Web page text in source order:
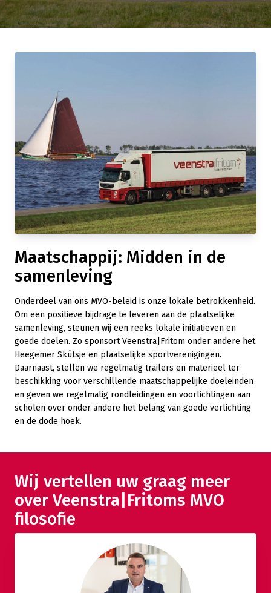
Maatschappij: Midden in de
samenleving
Onderdeel van ons MVO-beleid is onze lokale betrokkenheid.
Om een positieve bijdrage te leveren aan de plaatselijke
samenleving, steunen wij een reeks lokale initiatieven en
goede doelen. Zo sponsort Veenstra|Fritom onder andere het
Heegemer Skûtsje en plaatselijke sportverenigingen.
Daarnaast, stellen we regelmatig trailers en materieel ter
beschikking voor verschillende maatschappelijke doeleinden
en geven we regelmatig rondleidingen en voorlichtingen aan
scholen over onder andere het belang van goede verlichting
en de dode hoek.
Wij vertellen uw graag meer
over Veenstra|Fritoms MVO
filosofie